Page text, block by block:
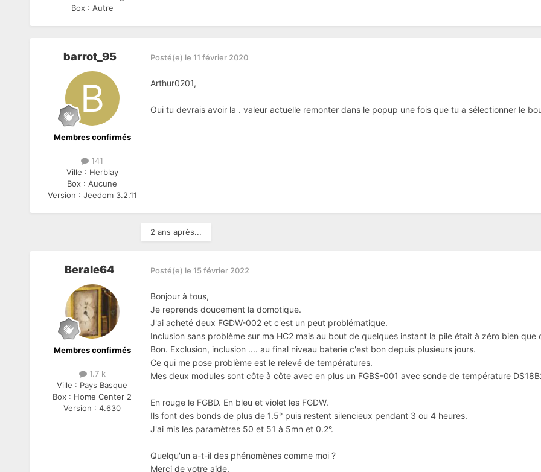
Box : Autre
barrot_95
Membres confirmés
141
Ville : Herblay
Box :Aucune
Version : Jeedom 3.2.11
Posté(e) le 11 février 2020
Arthur0201,
Oui tu devrais avoir la . valeur actuelle remonter dans le popup une fois que tu a sélectionner le
2 ans après...
Berale64
Membres confirmés
1.7 k
Ville : Pays Basque
Box : Home Center 2
Version :4.630
Posté(e) le 15 février 2022
Bonjour à tous,
Je reprends doucement la domotique.
J'ai acheté deux FGDW-002 et c'est un peut problématique.
Inclusion sans problème sur ma HC2 mais au bout de quelques instant la pile était à zéro bien
Bon. Exclusion, inclusion .... au final niveau baterie c'est bon depuis plusieurs jours.
Ce qui me pose problème est le relevé de températures.
Mes deux modules sont côte à côte avec en plus un FGBS-001 avec sonde de température
En rouge le FGBD. En bleu et violet les FGDW.
Ils font des bonds de plus de 1.5° puis restent silencieux pendant 3 ou 4 heures.
J'ai mis les paramètres 50 et 51 à 5mn et 0.2°.
Quelqu'un a-t-il des phénomènes comme moi ?
Merci de votre aide.